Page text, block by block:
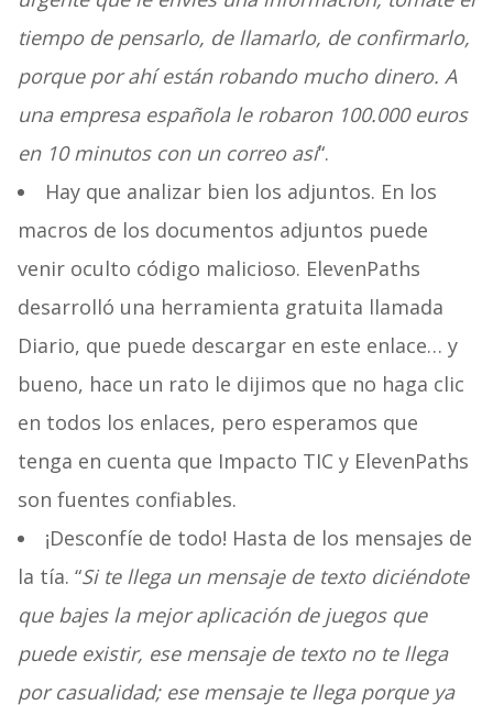
tiempo de pensarlo, de llamarlo, de confirmarlo,
porque por ahí están robando mucho dinero. A
una empresa española le robaron 100.000 euros
en 10 minutos con un correo así“.
Hay que analizar bien los adjuntos. En los
macros de los documentos adjuntos puede
venir oculto código malicioso. ElevenPaths
desarrolló una herramienta gratuita llamada
Diario, que puede descargar en este enlace… y
bueno, hace un rato le dijimos que no haga clic
en todos los enlaces, pero esperamos que
tenga en cuenta que Impacto TIC y ElevenPaths
son fuentes confiables.
¡Desconfíe de todo! Hasta de los mensajes de
la tía. “Si te llega un mensaje de texto diciéndote
que bajes la mejor aplicación de juegos que
puede existir, ese mensaje de texto no te llega
por casualidad; ese mensaje te llega porque ya